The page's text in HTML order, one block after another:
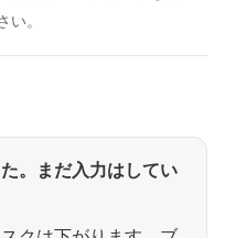
。
。まだ入力はしてい